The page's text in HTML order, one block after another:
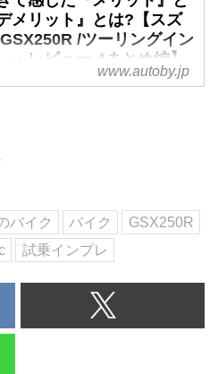
デメリット』とは?【スズ
/ツーリングイン
・レビュー 4まとめ編】
クラスでは唯一の『実質ス
......強いてデメリットを挙げ
www.autoby.jp
バイク バイク
GSX250R
試乗インプレ